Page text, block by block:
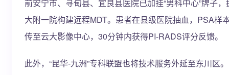
前安宁市、寻甸县、宜良县医院已加挂“男科中心”牌子
大附一院构建远程MDT。患者在县级医院抽血，PSA
传至云大影像中心，30分钟内获得PI-RADS评分反馈。
此外，“昆华-九洲”专科联盟也将技术服务外延至东川